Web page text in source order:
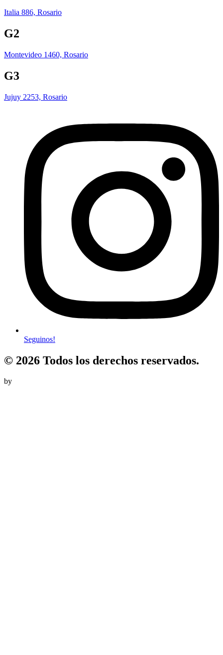
Italia 886, Rosario
G2
Montevideo 1460, Rosario
G3
Jujuy 2253, Rosario
Seguinos!
© 2026 Todos los derechos reservados.
by